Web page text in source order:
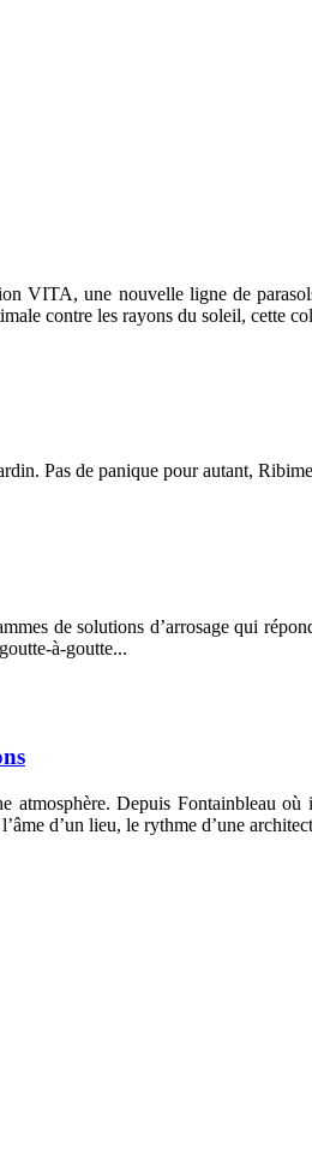
VITA, une nouvelle ligne de
contre les rayons du soleil, cette
Pas de panique pour autant,
de solutions d’arrosage qui
à-goutte...
Depuis Fontainbleau
d’un lieu, le rythme d’une